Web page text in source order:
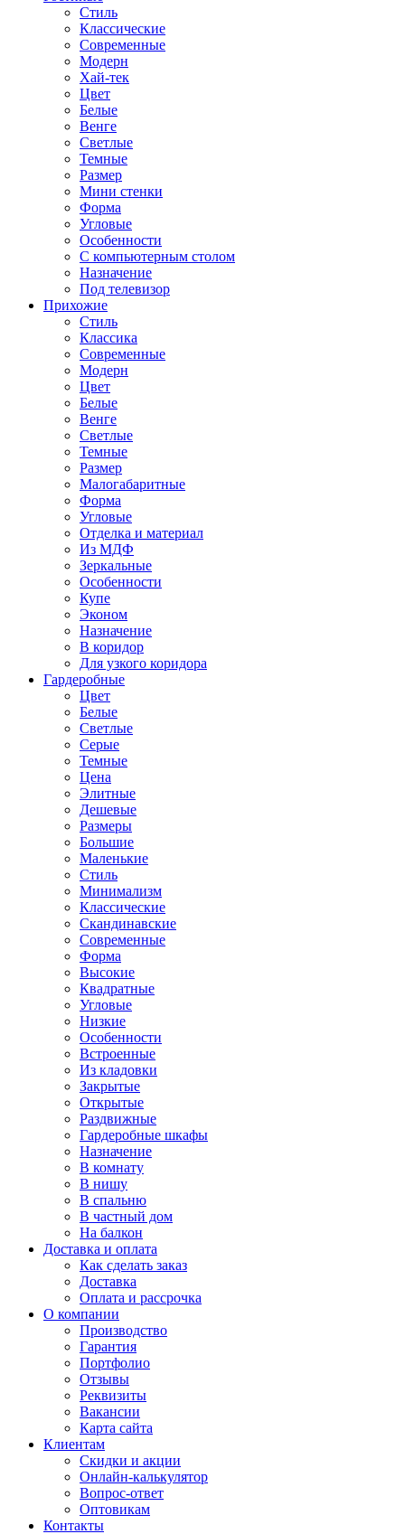
Стиль
Классические
Современные
Модерн
Хай-тек
Цвет
Белые
Венге
Светлые
Темные
Размер
Мини стенки
Форма
Угловые
Особенности
С компьютерным столом
Назначение
Под телевизор
Прихожие
Стиль
Классика
Современные
Модерн
Цвет
Белые
Венге
Светлые
Темные
Размер
Малогабаритные
Форма
Угловые
Отделка и материал
Из МДФ
Зеркальные
Особенности
Купе
Эконом
Назначение
В коридор
Для узкого коридора
Гардеробные
Цвет
Белые
Светлые
Серые
Темные
Цена
Элитные
Дешевые
Размеры
Большие
Маленькие
Стиль
Минимализм
Классические
Скандинавские
Современные
Форма
Высокие
Квадратные
Угловые
Низкие
Особенности
Встроенные
Из кладовки
Закрытые
Открытые
Раздвижные
Гардеробные шкафы
Назначение
В комнату
В нишу
В спальню
В частный дом
На балкон
Доставка и оплата
Как сделать заказ
Доставка
Оплата и рассрочка
О компании
Производство
Гарантия
Портфолио
Отзывы
Реквизиты
Вакансии
Карта сайта
Клиентам
Скидки и акции
Онлайн-калькулятор
Вопрос-ответ
Оптовикам
Контакты